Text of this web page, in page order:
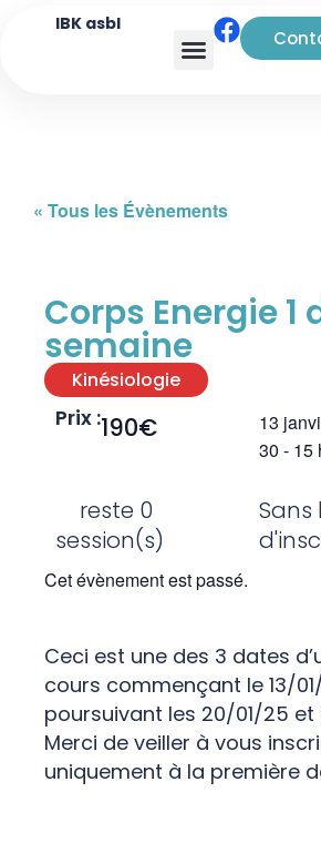
IBK asbl
« Tous les Évènements
Corps Energie 1
semaine
Kinésiologie
Prix :190€ 13
30 - 15
reste 0
session(s)
Sans
Cet évènement est passé.
Ceci est une des 3 dates
cours commençant le 13/
poursuivant les 20/01/25 et
Merci de veiller à vous
uniquement à la première